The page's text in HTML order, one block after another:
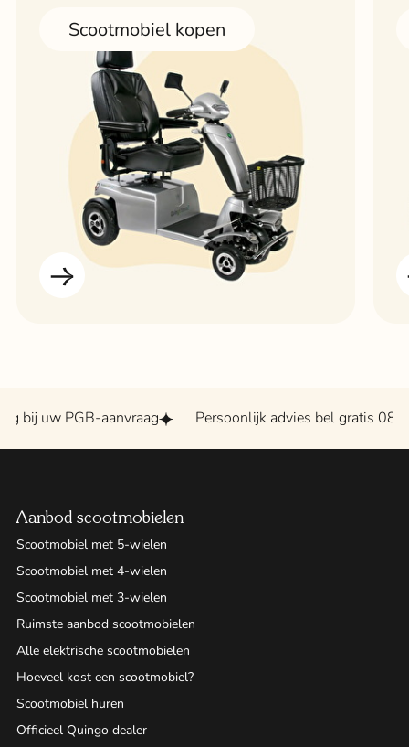
Scootmobiel kopen
aanvraag Persoonlijk advies bel gratis 0800 - 2020
Aanbod scootmobielen
Scootmobiel met 5-wielen
Scootmobiel met 4-wielen
Scootmobiel met 3-wielen
Ruimste aanbod scootmobielen
Alle elektrische scootmobielen
Hoeveel kost een scootmobiel?
Scootmobiel huren
Officieel Quingo dealer